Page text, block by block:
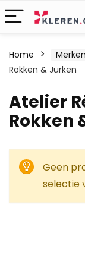
Home Merken
Rokken & Jurken
Atelier
Rokken
Geen
selectie